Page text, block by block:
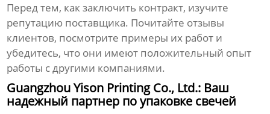
Перед тем, как заключить контракт, изучите
репутацию поставщика. Почитайте отзывы
клиентов, посмотрите примеры их работ и
убедитесь, что они имеют положительный опыт
работы с другими компаниями.
Guangzhou Yison Printing Co., Ltd.: Ваш
надежный партнер по упаковке свечей